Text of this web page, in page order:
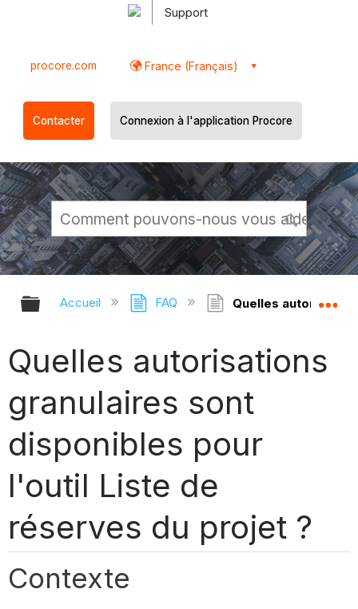
Support
procore.com France (Français)
Contacter Connexion à l'application Procore
Développer/réduire la hiérarchie
Accueil FAQ Quelles
Quelles autorisations
granulaires sont
disponibles pour
l'outil Liste de
réserves du projet ?
Contexte